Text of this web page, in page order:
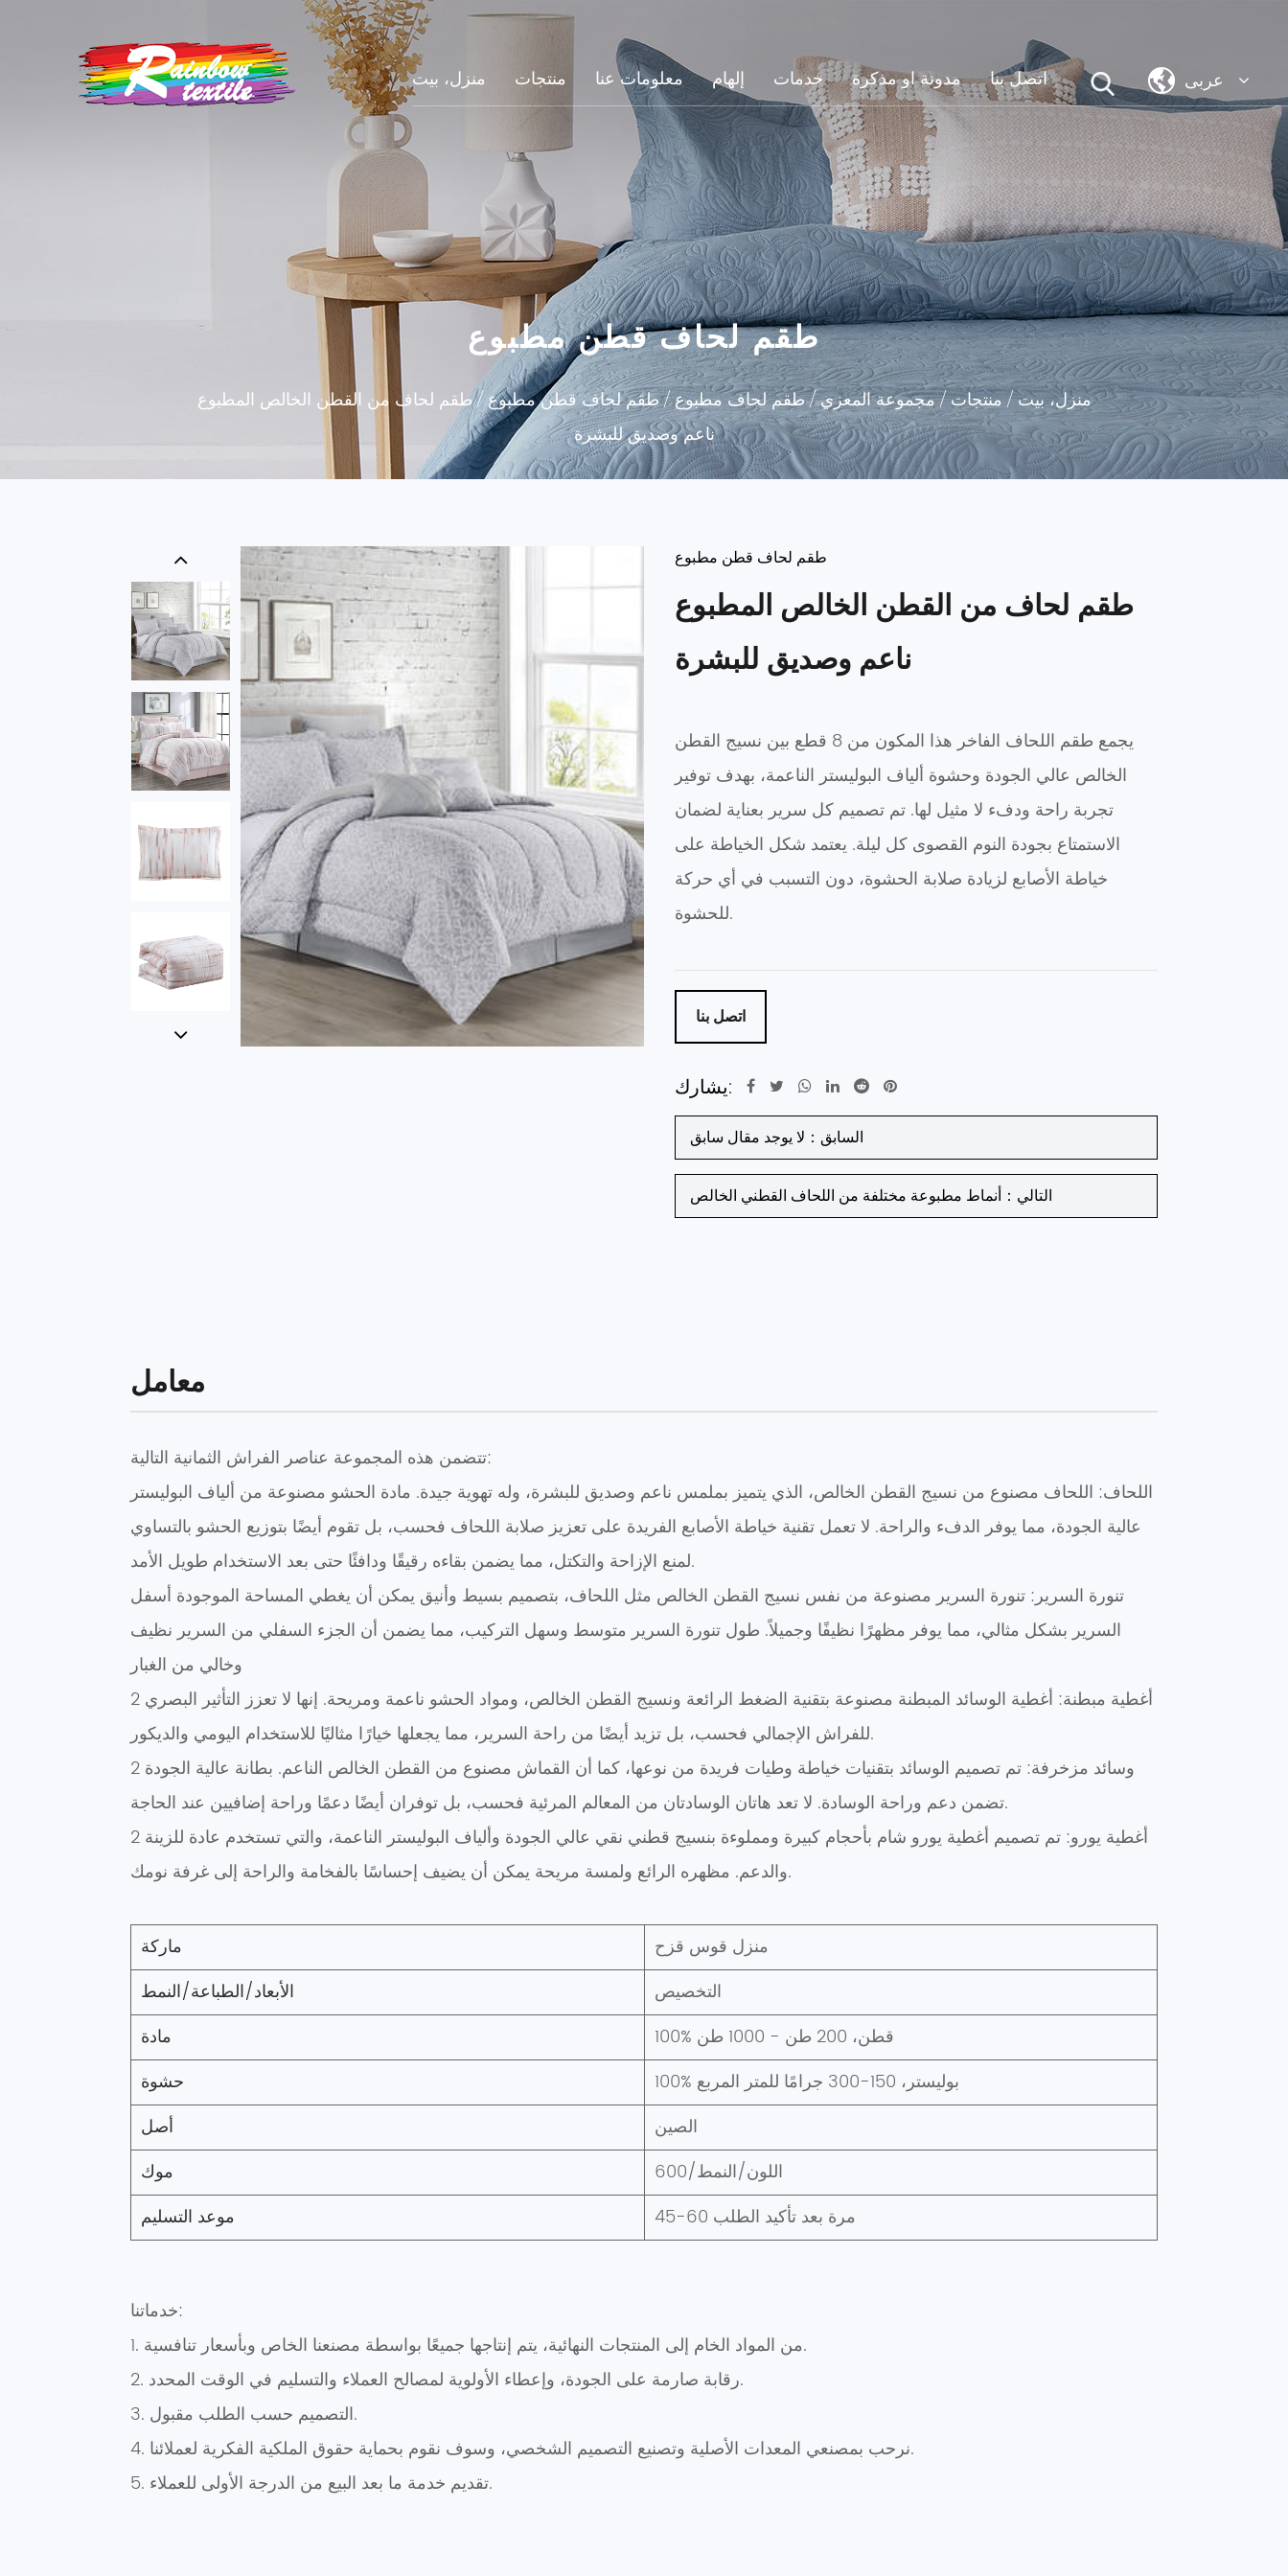
منزل، بيت منتجات معلومات عنا إلهام خدمات مدونة او مذكرة اتصل بنا عربى
طقم لحاف قطن مطبوع
منزل، بيت/منتجات/مجموعة المعزي/طقم لحاف مطبوع/طقم لحاف قطن مطبوع/طقم لحاف من القطن الخالص المطبوع
ناعم وصديق للبشرة
طقم لحاف قطن مطبوع
طقم لحاف من القطن الخالص المطبوع
ناعم وصديق للبشرة
يجمع طقم اللحاف الفاخر هذا المكون من 8 قطع بين نسيج القطن
الخالص عالي الجودة وحشوة ألياف البوليستر الناعمة، بهدف توفير
تجربة راحة ودفء لا مثيل لها. تم تصميم كل سرير بعناية لضمان
الاستمتاع بجودة النوم القصوى كل ليلة. يعتمد شكل الخياطة على
خياطة الأصابع لزيادة صلابة الحشوة، دون التسبب في أي حركة
للحشوة.
اتصل بنا
يشارك:
السابق：لا يوجد مقال سابق
التالي：أنماط مطبوعة مختلفة من اللحاف القطني الخالص
معامل
تتضمن هذه المجموعة عناصر الفراش الثمانية التالية:
اللحاف: اللحاف مصنوع من نسيج القطن الخالص، الذي يتميز بملمس ناعم وصديق للبشرة، وله تهوية جيدة. مادة الحشو مصنوعة من ألياف البوليستر
عالية الجودة، مما يوفر الدفء والراحة. لا تعمل تقنية خياطة الأصابع الفريدة على تعزيز صلابة اللحاف فحسب، بل تقوم أيضًا بتوزيع الحشو بالتساوي
لمنع الإزاحة والتكتل، مما يضمن بقاءه رقيقًا ودافئًا حتى بعد الاستخدام طويل الأمد.
تنورة السرير: تنورة السرير مصنوعة من نفس نسيج القطن الخالص مثل اللحاف، بتصميم بسيط وأنيق يمكن أن يغطي المساحة الموجودة أسفل
السرير بشكل مثالي، مما يوفر مظهرًا نظيفًا وجميلاً. طول تنورة السرير متوسط ​​وسهل التركيب، مما يضمن أن الجزء السفلي من السرير نظيف
وخالي من الغبار
2 أغطية مبطنة: أغطية الوسائد المبطنة مصنوعة بتقنية الضغط الرائعة ونسيج القطن الخالص، ومواد الحشو ناعمة ومريحة. إنها لا تعزز التأثير البصري
للفراش الإجمالي فحسب، بل تزيد أيضًا من راحة السرير، مما يجعلها خيارًا مثاليًا للاستخدام اليومي والديكور.
2 وسائد مزخرفة: تم تصميم الوسائد بتقنيات خياطة وطيات فريدة من نوعها، كما أن القماش مصنوع من القطن الخالص الناعم. بطانة عالية الجودة
تضمن دعم وراحة الوسادة. لا تعد هاتان الوسادتان من المعالم المرئية فحسب، بل توفران أيضًا دعمًا وراحة إضافيين عند الحاجة.
2 أغطية يورو: تم تصميم أغطية يورو شام بأحجام كبيرة ومملوءة بنسيج قطني نقي عالي الجودة وألياف البوليستر الناعمة، والتي تستخدم عادة للزينة
والدعم. مظهره الرائع ولمسة مريحة يمكن أن يضيف إحساسًا بالفخامة والراحة إلى غرفة نومك.
ماركة
منزل قوس قزح
الأبعاد/الطباعة/النمط
التخصيص
مادة
100% قطن، 200 طن - 1000 طن
حشوة
100% بوليستر، 150-300 جرامًا للمتر المربع
أصل
الصين
موك
600/اللون/النمط
موعد التسليم
45-60 مرة بعد تأكيد الطلب
خدماتنا:
1. من المواد الخام إلى المنتجات النهائية، يتم إنتاجها جميعًا بواسطة مصنعنا الخاص وبأسعار تنافسية.
2. رقابة صارمة على الجودة، وإعطاء الأولوية لمصالح العملاء والتسليم في الوقت المحدد.
3. التصميم حسب الطلب مقبول.
4. نرحب بمصنعي المعدات الأصلية وتصنيع التصميم الشخصي، وسوف نقوم بحماية حقوق الملكية الفكرية لعملائنا.
5. تقديم خدمة ما بعد البيع من الدرجة الأولى للعملاء.